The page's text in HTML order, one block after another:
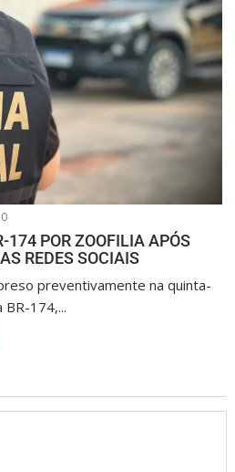
0
174 POR ZOOFILIA APÓS
REDES SOCIAIS
preventivamente na quinta-
174,...